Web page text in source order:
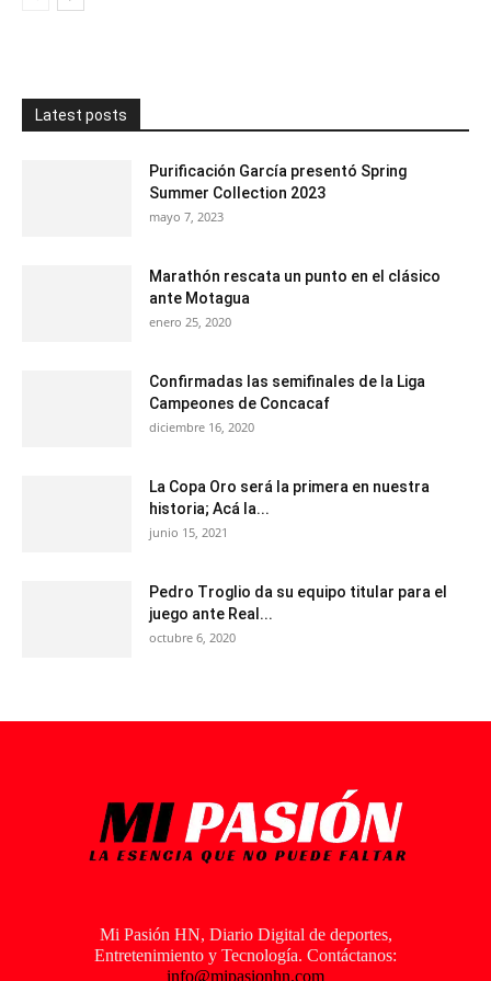
Latest posts
Purificación García presentó Spring
Summer Collection 2023
mayo 7, 2023
Marathón rescata un punto en el clásico
ante Motagua
enero 25, 2020
Confirmadas las semifinales de la Liga
Campeones de Concacaf
diciembre 16, 2020
La Copa Oro será la primera en nuestra
historia; Acá la...
junio 15, 2021
Pedro Troglio da su equipo titular para el
juego ante Real...
octubre 6, 2020
Mi Pasión HN, Diario Digital de deportes,
Entretenimiento y Tecnología. Contáctanos:
info@mipasionhn.com